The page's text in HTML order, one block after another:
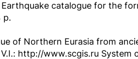
Earthquake catalogue for the
p.
of Northern Eurasia from
http://www.scgis.ru System